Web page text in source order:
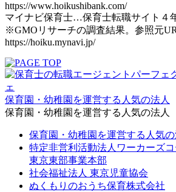
https://www.hoikushibank.com/
マイナビ保育士…保育士転職サイト４
※GMOリサーチの調査結果。参照元
https://hoiku.mynavi.jp/
保育園・幼稚園を運営する人気の法人
保育園・幼稚園を運営する人気の法人
保育園・幼稚園を運営する人気の
特定非営利活動法人ワーカーズ
東京東部事業本部
社会福祉法人 東京児童協会
ぬくもりのおうち保育株式会社